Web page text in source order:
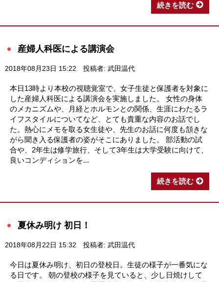
続きを読む
産婦人科医による講演会
2018年08月23日 15:22 投稿者: 武田温代
本日13時より本校の視聴覚室で、女子生徒と保護者を対象に
した産婦人科医による講演会を実施しました。 女性の身体
のメカニズムや、月経とホルモンとの関係、生涯にわたるラ
イフスタイルについてなど、とても貴重な内容のお話でし
た。熱心にメモを取る女生徒や、先生のお話に何度も頷きな
がら聞き入る保護者の姿がそこにありました。 部活動の試
合や、2年生は修学旅行、そして3年生は大学受験に向けて、
良いコンディションを...
続きを読む
夏休み明け 初日！
2018年08月22日 15:32 投稿者: 武田温代
今日は夏休み明け、初日の登校日。生徒の様子が一番気にな
る日です。 朝の登校の様子を見ていると、少し日焼けして